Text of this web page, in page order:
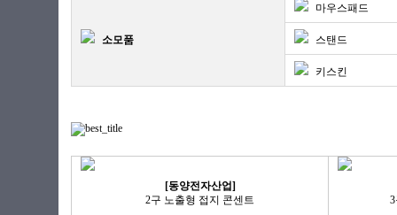
소모품
마우스패드
스탠드
키스킨
[동양전자산업]
2구 노출형 접지 콘센트